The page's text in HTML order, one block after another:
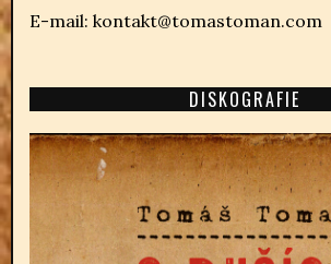
E-mail: kontakt@tomastoman.com
DISKOGRAFIE